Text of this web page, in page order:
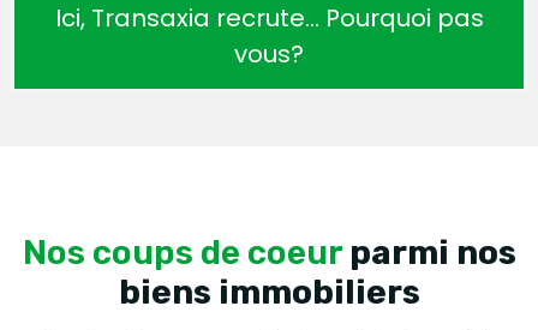
Ici, Transaxia recrute… Pourquoi pas
vous?
Nos coups de coeur parmi nos
biens immobiliers